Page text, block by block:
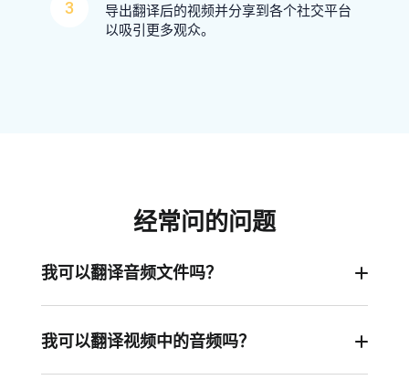
3
导出翻译后的视频并分享到各个社交平台
以吸引更多观众。
经常问的问题
我可以翻译音频文件吗？
式—将音频翻译音频。上传音频后只需选择您的目
我可以翻译视频中的音频吗？